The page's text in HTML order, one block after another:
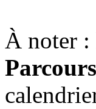
À noter :